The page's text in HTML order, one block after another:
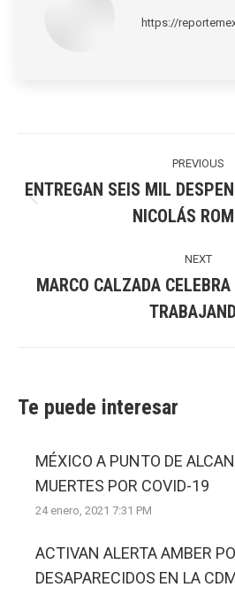
https://
PREVIOUS
post:
ENTREGAN SEIS MIL
NICOLÁS
NEXT
post:
MARCO CALZADA
Te puede interesar
MÉXICO A PUNTO DE
MUERTES POR COVID-19
24 enero, 2021 7:31 PM
ACTIVAN ALERTA AMBER
DESAPARECIDOS EN LA